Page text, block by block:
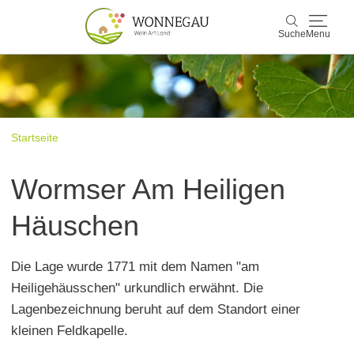
Suche Menu
Suche
Wonnegau
Startseite
Wormser Am Heiligen
Häuschen
Die Lage wurde 1771 mit dem Namen "am
Heiligehäusschen" urkundlich erwähnt. Die
Lagenbezeichnung beruht auf dem Standort einer
kleinen Feldkapelle.